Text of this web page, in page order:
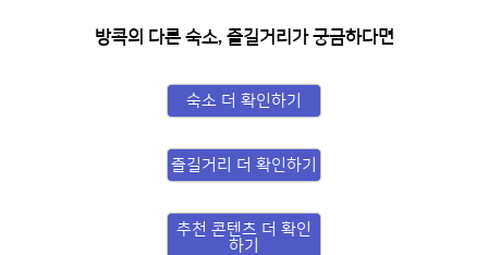
방콕의 다른 숙소, 즐길거리가 궁금하다면
숙소 더 확인하기
즐길거리 더 확인하기
추천 콘텐츠 더 확인
하기